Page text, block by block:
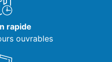
rapide
ouvrables